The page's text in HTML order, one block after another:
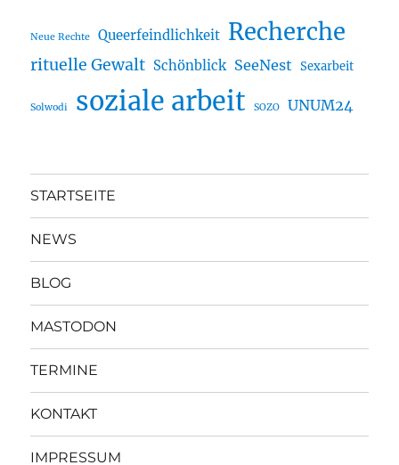
Neue Rechte Queerfeindlichkeit Recherche
rituelle Gewalt Schönblick SeeNest Sexarbeit
Solwodi soziale arbeit SOZO UNUM24
STARTSEITE
NEWS
BLOG
MASTODON
TERMINE
KONTAKT
IMPRESSUM